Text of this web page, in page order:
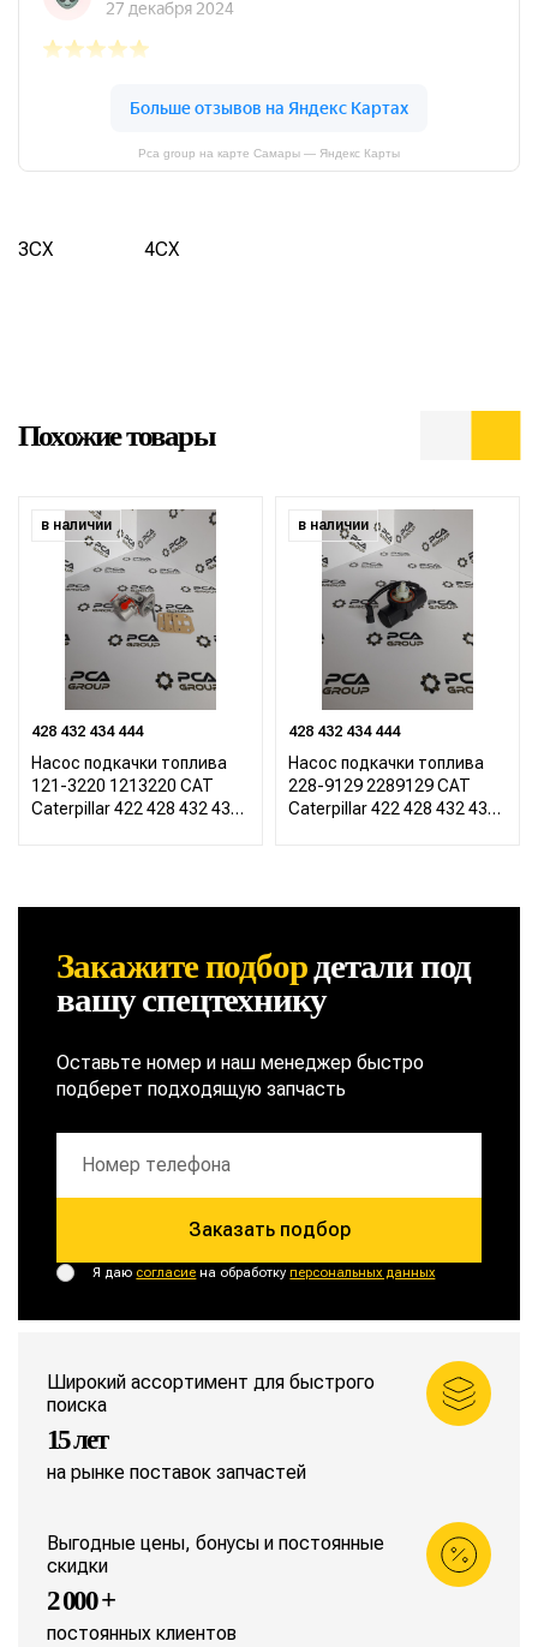
Pca group на карте Самары — Яндекс Карты
3CX 4CX
Похожие товары
в наличии
428 432 434 444
Насос подкачки топлива
121-3220 1213220 CAT
Caterpillar 422 428 432 434
в наличии
428 432 434 444
Насос подкачки топлива
228-9129 2289129 CAT
Caterpillar 422 428 432 434
Закажите подбордеталипод
вашу спецтехнику
Оставьте номер и наш менеджер быстро
подберет подходящую запчасть
Заказать подбор
Я даю согласие на обработкуперсональных данных
Широкий ассортимент для быстрого
поиска
15 лет
на рынке поставок запчастей
Выгодные цены, бонусы и постоянные
скидки
2 000 +
постоянных клиентов